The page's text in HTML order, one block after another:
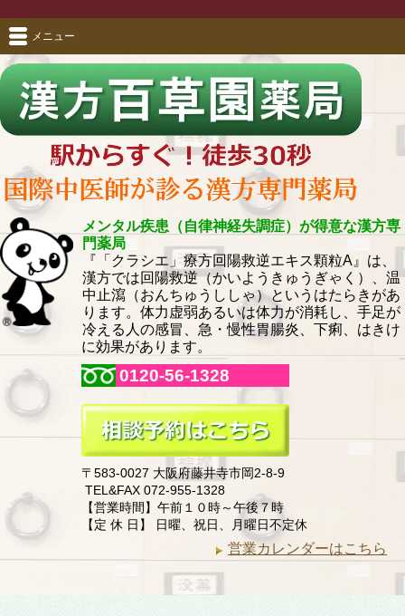
メンタル疾患（自律神経失調症）が得意な漢方専
門薬局
『「クラシエ」療方回陽救逆エキス顆粒A』は、
漢方では回陽救逆（かいようきゅうぎゃく）、温
中止瀉（おんちゅうししゃ）というはたらきがあ
ります。体力虚弱あるいは体力が消耗し、手足が
冷える人の感冒、急・慢性胃腸炎、下痢、はきけ
に効果があります。
0120-56-1328
〒583-0027 大阪府藤井寺市岡2-8-9
TEL&FAX 072-955-1328
【営業時間】午前１０時～午後７時
【定 休 日】 日曜、祝日、月曜日不定休
営業カレンダーはこちら
メニュー